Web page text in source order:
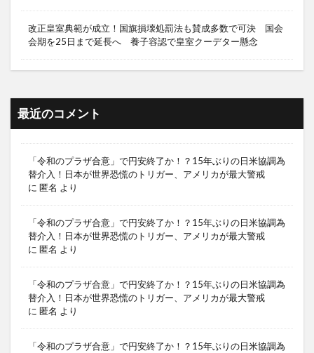
改正皇室典範が成立！国旗損壊処罰法も賛成多数で可決 国会
会期を25日まで延長へ 養子容認で皇室クーデター懸念
最近のコメント
「令和のプラザ合意」で円安終了か！？15年ぶりの日米協調為
替介入！日本が世界恐慌のトリガー、アメリカが最大警戒
に 匿名 より
「令和のプラザ合意」で円安終了か！？15年ぶりの日米協調為
替介入！日本が世界恐慌のトリガー、アメリカが最大警戒
に 匿名 より
「令和のプラザ合意」で円安終了か！？15年ぶりの日米協調為
替介入！日本が世界恐慌のトリガー、アメリカが最大警戒
に 匿名 より
「令和のプラザ合意」で円安終了か！？15年ぶりの日米協調為